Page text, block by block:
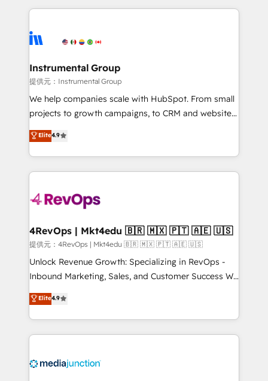
agency for an Ops problem. Don't hire a technical
agency for a growth problem. Hire a partner built to
eminent solutions & integrations. Trust us to
Elite Partners with 10+ years of HubSpot experience
Premier Partner 2023 🌟5 HubSpot Accreditations 🌟
Won HubSpot Theme Challenge 2021 🌟INBOUND’19
HubSpot Rising Star Why us? Harnessing the full
potential of the powerful HubSpot CRM. ✔️A team of
HubSpot experience ✔️Flexible pricing models —
Hourly-fee (assigned one Dedicated HubSpot
requirement). ✔️Helped over 25,000+ customers so
far with our HubSpot solutions. ✔️Bespoke apps &
on-demand bundle services. Connect with us today!
Instrumental Group
提供元：Instrumental Group
We help companies scale with HubSpot. From small
projects to growth campaigns, to CRM and websites.
Hire an agency that's experienced in every inch of
HubSpot and willing to work hand-in-hand with your
team to simplify the complex and build a better
experience for your team and customers.
Elite4.9
4RevOps | Mkt4edu 🇧🇷 🇲🇽 🇵🇹 🇦🇪 🇺🇸
提供元：4RevOps | Mkt4edu 🇧🇷 🇲🇽 🇵🇹 🇦🇪 🇺🇸
Unlock Revenue Growth: Specializing in RevOps -
Inbound Marketing, Sales, and Customer Success We
specialize in driving revenue growth for companies
across industries through tailored marketing, sales,
and customer success strategies, utilizing RevOps
methodologies. As Latin America's largest HubSpot
offer unparalleled insights. Operating in five
Elite4.9